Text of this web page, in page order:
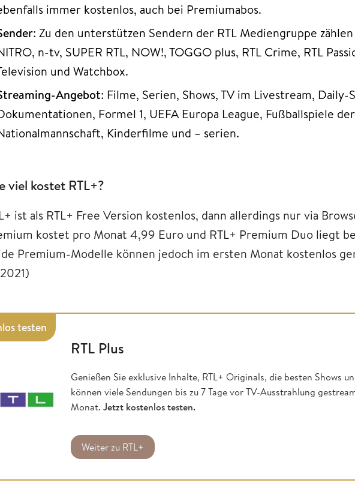
immer kostenlos, auch bei Premiumabos.
: Zu den unterstützen Sendern der RTL Mediengruppe zählen
n-tv, SUPER RTL, NOW!, TOGGO plus, RTL Crime, RTL
und Watchbox.
Angebot: Filme, Serien, Shows, TV im Livestream, Daily-
Formel 1, UEFA Europa League, Fußballspiele der
Kinderfilme und – serien.
viel kostet RTL+?
ist als RTL+ Free Version kostenlos, dann allerdings nur via
kostet pro Monat 4,99 Euro und RTL+ Premium Duo liegt
Premium-Modelle können jedoch im ersten Monat kostenlos
testen
RTL Plus
Genießen Sie exklusive Inhalte, RTL+ Originals, die besten Shows
können viele Sendungen bis zu 7 Tage vor TV-Ausstrahlung
Monat.Jetzt kostenlos testen.
Weiter zu RTL+